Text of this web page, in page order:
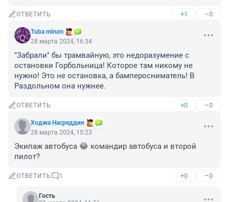
ОТВЕТИТЬ +1 –0
Tuba mirum
28 марта 2024, 16:34
"Забрали" бы трамвайную, это недоразумение с
остановки Горбольница! Которое там никому не
нужно! Это не остановка, а бамперосниматель! В
Раздольном она нужнее.
ОТВЕТИТЬ +0 –0
Ходжа Насреддин
28 марта 2024, 15:23
Экипаж автобуса 😂 командир автобуса и второй
пилот?
ОТВЕТИТЬ 1 +0 –0
Гость